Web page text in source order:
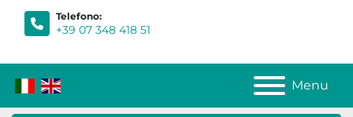
Telefono:
+39 07 348 418 51
Menu